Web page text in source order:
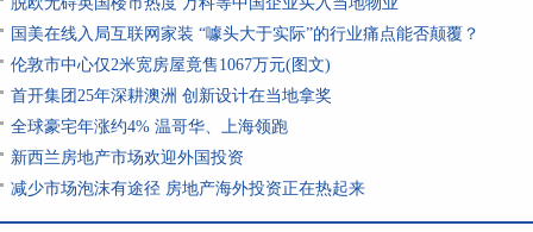
国美在线入局互联网家装 “噱头大于实际”的行业痛点能否颠覆？
伦敦市中心仅2米宽房屋竟售1067万元(图文)
首开集团25年深耕澳洲 创新设计在当地拿奖
全球豪宅年涨约4% 温哥华、上海领跑
新西兰房地产市场欢迎外国投资
减少市场泡沫有途径 房地产海外投资正在热起来